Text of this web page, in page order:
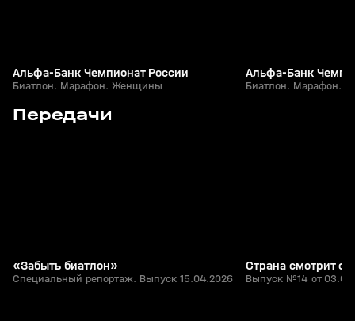
Альфа-Банк Чемпионат России
Биатлон. Марафон. Женщины
Альфа-Банк
Биатлон. Марафон.
Передачи
15 апр, 13:09
«Забыть биатлон»
Специальный репортаж. Выпуск 15.04.2026
Страна смотрит
Выпуск №14 от